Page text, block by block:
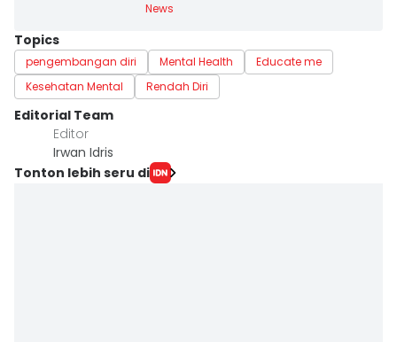
News
Topics
pengembangan diri Mental Health
Educate me
Kesehatan Mental
Rendah Diri
Editorial Team
Editor
Irwan Idris
Tonton lebih seru di